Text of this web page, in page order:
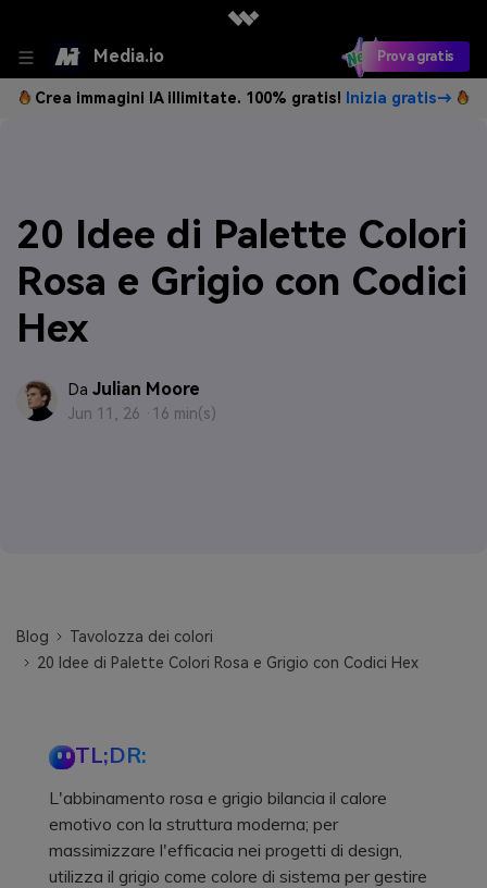
Media.io Prova gratis
Crea immagini IA illimitate. 100% gratis! Inizia gratis→
20 Idee di Palette Colori
Rosa e Grigio con Codici
Hex
Da Julian Moore
Jun 11, 26 · 16 min(s)
Blog
Tavolozza dei colori
20 Idee di Palette Colori Rosa e Grigio con Codici Hex
TL;DR:
L'abbinamento rosa e grigio bilancia il calore
emotivo con la struttura moderna; per
massimizzare l'efficacia nei progetti di design,
utilizza il grigio come colore di sistema per gestire